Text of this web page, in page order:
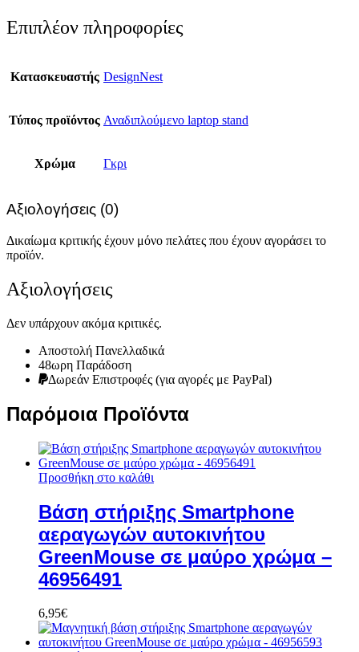
Επιπλέον πληροφορίες
Κατασκευαστής DesignNest
Τύπος προϊόντος Αναδιπλούμενο laptop stand
Χρώμα Γκρι
Αξιολογήσεις (0)
Δικαίωμα κριτικής έχουν μόνο πελάτες που έχουν αγοράσει το
προϊόν.
Αξιολογήσεις
Δεν υπάρχουν ακόμα κριτικές.
Αποστολή Πανελλαδικά
48ωρη Παράδοση
Δωρεάν Eπιστροφές (για αγορές με PayPal)
Παρόμοια Προϊόντα
Προσθήκη στο καλάθι
Βάση στήριξης Smartphone
αεραγωγών αυτοκινήτου
GreenMouse σε μαύρο χρώμα –
46956491
6,95€